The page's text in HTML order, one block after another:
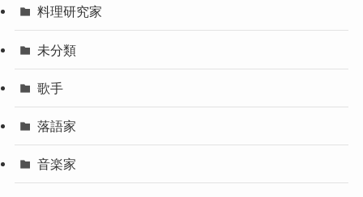
料理研究家
未分類
歌手
落語家
音楽家